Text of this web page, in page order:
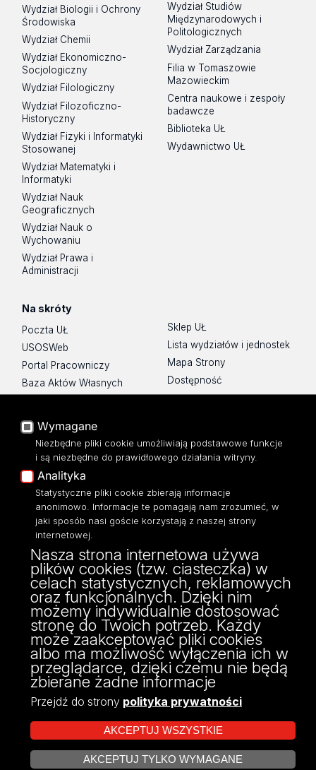
Wydział Biologii i Ochrony
Środowiska
Wydział Chemii
Wydział Ekonomiczno-
Socjologiczny
Wydział Filologiczny
Wydział Filozoficzno-
Historyczny
Wydział Fizyki i Informatyki
Stosowanej
Wydział Matematyki i
Informatyki
Wydział Nauk
Geograficznych
Wydział Nauk o
Wychowaniu
Wydział Prawa i
Administracji
Wydział Studiów
Międzynarodowych i
Politologicznych
Wydział Zarządzania
Filia w Tomaszowie
Mazowieckim
Centra naukowe i zespoły
badawcze
Biblioteka UŁ
Wydawnictwo UŁ
Na skróty
Poczta UŁ
USOSWeb
Portal Pracowniczy
Baza Aktów Własnych
Eksperci UŁ
Polityka Prywatności
Sklep UŁ
Lista wydziałów i jednostek
Mapa Strony
Dostępność
Polityka prywatności
ul. Narutowicza 88
90-139 Łódź
ul. Kopcińskiego 31
90-142 Łódź
tel: 42/665 59 10
fax: 42/665 59 11
Projekt Multiportalu UŁ współfinansowany z funduszy Unii Europejskiej w
Wymagane
Niezbędne pliki cookie umożliwiają podstawowe funkcje
i są niezbędne do prawidłowego działania witryny.
Analityka
Statystyczne pliki cookie zbierają informacje
anonimowo. Informacje te pomagają nam zrozumieć, w
jaki sposób nasi goście korzystają z naszej strony
internetowej.
Nasza strona internetowa używa
plików cookies (tzw. ciasteczka) w
celach statystycznych, reklamowych
oraz funkcjonalnych. Dzięki nim
możemy indywidualnie dostosować
stronę do Twoich potrzeb. Każdy
może zaakceptować pliki cookies
albo ma możliwość wyłączenia ich w
przeglądarce, dzięki czemu nie będą
zbierane żadne informacje
Przejdź do strony polityka prywatności
AKCEPTUJ WSZYSTKIE
AKCEPTUJ TYLKO WYMAGANE